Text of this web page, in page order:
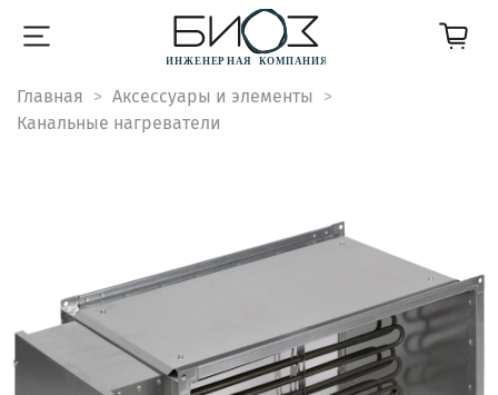
Главная
Аксессуары и элементы
Канальные нагреватели